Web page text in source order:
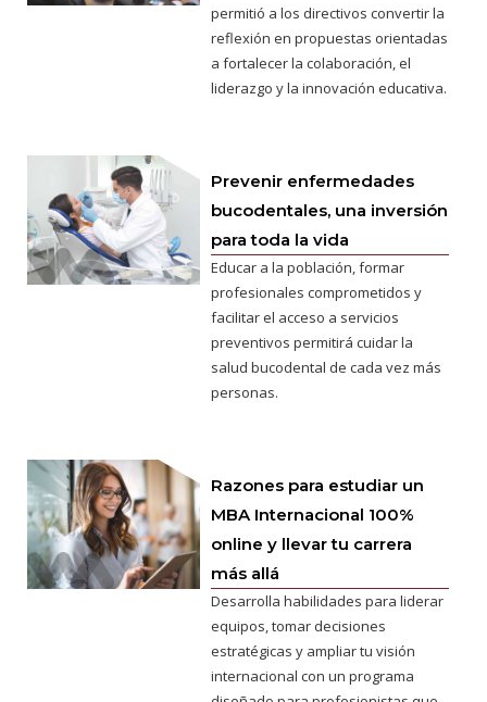
permitió a los directivos convertir la
reflexión en propuestas orientadas
a fortalecer la colaboración, el
liderazgo y la innovación educativa.
Prevenir enfermedades
bucodentales, una inversión
para toda la vida
Educar a la población, formar
profesionales comprometidos y
facilitar el acceso a servicios
preventivos permitirá cuidar la
salud bucodental de cada vez más
personas.
Razones para estudiar un
MBA Internacional 100%
online y llevar tu carrera
más allá
Desarrolla habilidades para liderar
equipos, tomar decisiones
estratégicas y ampliar tu visión
internacional con un programa